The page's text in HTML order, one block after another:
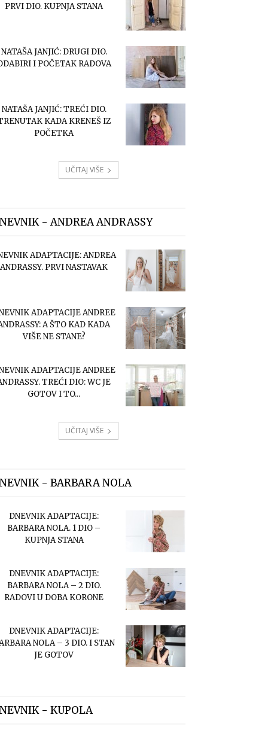
PRVI DIO. KUPNJA STANA
NATAŠA JANJIĆ: DRUGI DIO.
I POČETAK RADOVA
NATAŠA JANJIĆ: TREĆI DIO.
KADA KRENEŠ IZ
POČETKA
UČITAJ VIŠE
- ANDREA ANDRASSY
ADAPTACIJE: ANDREA
ANDRASSY. PRVI NASTAVAK
ADAPTACIJE ANDREE
A ŠTO KAD KADA
VIŠE NE STANE?
ADAPTACIJE ANDREE
TREĆI DIO: WC JE
GOTOV I TO...
UČITAJ VIŠE
- BARBARA NOLA
DNEVNIK ADAPTACIJE:
BARBARA NOLA. 1 DIO –
KUPNJA STANA
DNEVNIK ADAPTACIJE:
BARBARA NOLA – 2 DIO.
RADOVI U DOBA KORONE
DNEVNIK ADAPTACIJE:
NOLA – 3 DIO. I STAN
JE GOTOV
- KUPOLA